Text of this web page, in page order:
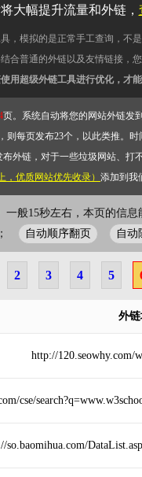
，模拟的是正常手工查询，不
合普通的外链以及友情链接，
用超级外链工具进行优化，才
页。系统自动将您的网站外链发
每页发布23个，以此类推。时
外链，对于一些垃圾网站、
优质网站优先收录） 添加到我
一般15秒左右，本页的信
自动顺序翻页 自动
2 3 4 5
外
http://120.seowhy.com/
cse/
so.baomihua.com/
大幅提升流量和外链，